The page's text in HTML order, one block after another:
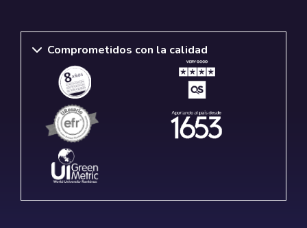
Comprometidos con la calidad